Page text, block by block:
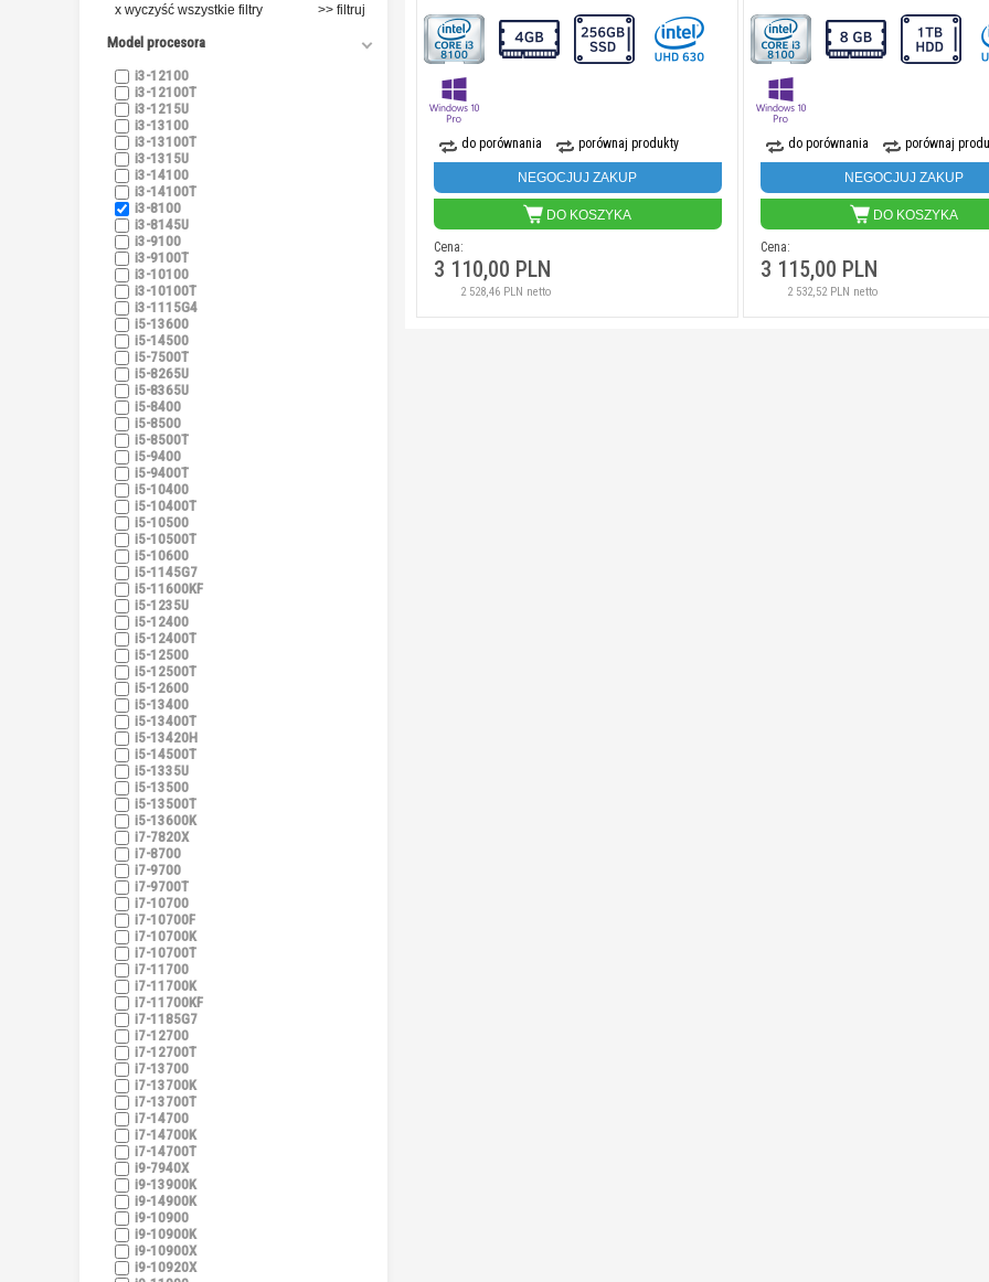
x wyczyść wszystkie filtry
Model procesora
i3-12100
i3-12100T
i3-1215U
i3-13100
i3-13100T
i3-1315U
i3-14100
i3-14100T
i3-8100
i3-8145U
i3-9100
i3-9100T
i3-10100
i3-10100T
i3-1115G4
i5-13600
i5-14500
i5-7500T
i5-8265U
i5-8365U
i5-8400
i5-8500
i5-8500T
i5-9400
i5-9400T
i5-10400
i5-10400T
i5-10500
i5-10500T
i5-10600
i5-1145G7
i5-11600KF
i5-1235U
i5-12400
i5-12400T
i5-12500
i5-12500T
i5-12600
i5-13400
i5-13400T
i5-13420H
i5-14500T
i5-1335U
i5-13500
i5-13500T
i5-13600K
i7-7820X
i7-8700
i7-9700
i7-9700T
i7-10700
i7-10700F
i7-10700K
i7-10700T
i7-11700
i7-11700K
i7-11700KF
i7-1185G7
i7-12700
i7-12700T
i7-13700
i7-13700K
i7-13700T
i7-14700
i7-14700K
i7-14700T
i9-7940X
i9-13900K
i9-14900K
i9-10900
i9-10900K
i9-10900X
i9-10920X
do porównania porównaj produkty
NEGOCJUJ ZAKUP
DO KOSZYKA
Cena:
3 110,00 PLN
2 528,46 PLN netto
do porównania porównaj
NEGOCJUJ ZAKUP
DO KOSZYKA
Cena:
3 115,00 PLN
2 532,52 PLN netto